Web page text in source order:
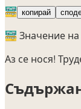
🚟 копирай
🚟 Значение
Аз се нося!